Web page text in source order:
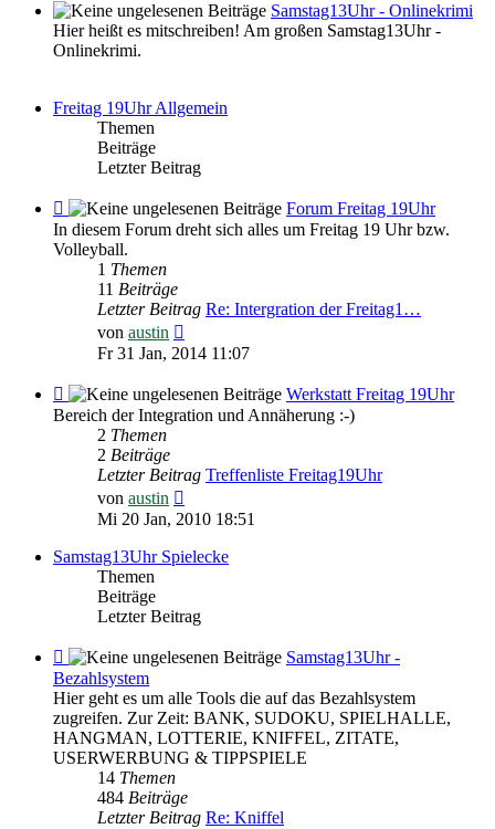
Samstag13Uhr - Onlinekrimi
Hier heißt es mitschreiben! Am großen Samstag13Uhr -
Onlinekrimi.
Freitag 19Uhr Allgemein
Themen
Beiträge
Letzter Beitrag
Feed
-
Forum
Freitag
19Uhr
Forum Freitag 19Uhr
In diesem Forum dreht sich alles um Freitag 19 Uhr bzw.
Volleyball.
1 Themen
11 Beiträge
Letzter Beitrag Re: Intergration der Freitag1…
von austin
Beitrag
Fr 31 Jan, 2014 11:07
Feed
-
Werkstatt
Freitag
19Uhr
Werkstatt Freitag 19Uhr
Bereich der Integration und Annäherung :-)
2 Themen
2 Beiträge
Letzter Beitrag Treffenliste Freitag19Uhr
von austin
Beitrag
Mi 20 Jan, 2010 18:51
Samstag13Uhr Spielecke
Themen
Beiträge
Letzter Beitrag
Feed
-
Samstag13Uhr
-
Bezahlsystem
Samstag13Uhr -
Bezahlsystem
Hier geht es um alle Tools die auf das Bezahlsystem
zugreifen. Zur Zeit: BANK, SUDOKU, SPIELHALLE,
HANGMAN, LOTTERIE, KNIFFEL, ZITATE,
USERWERBUNG & TIPPSPIELE
14 Themen
484 Beiträge
Letzter Beitrag Re: Kniffel